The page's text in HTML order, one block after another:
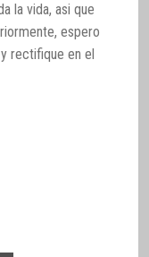
la vida, asi que
espero
rectifique en el